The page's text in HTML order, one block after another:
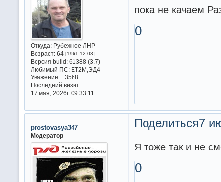
Откуда:Рубежное ЛНР
Возраст:64 [1961-12-03]
Версия build:61388 (3.7)
Любимый ПС:ET2M,ЭД4
Уважение: +3568
Последний визит:
17 мая, 2026г. 09:33:11
пока не качаем
0
Поделиться7
prostovasya347
Модератор
Я тоже так и не
0